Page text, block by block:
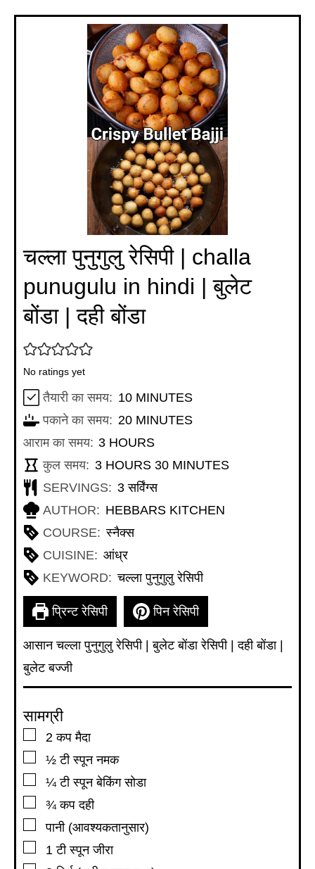
चल्ला पुनुगुलु रेसिपी | challa
punugulu in hindi | बुलेट
बोंडा | दही बोंडा
No ratings yet
तैयारी का समय: 10MINUTES
MINUTES
पकाने का समय: 20MINUTES
MINUTES
आराम का समय: 3HOURS
HOURS
कुल समय: 3HOURS
HOURS 30MINUTES
MINUTES
SERVINGS: 3 सर्विंग्स
AUTHOR: HEBBARS KITCHEN
COURSE: स्नैक्स
CUISINE: आंध्र
KEYWORD: चल्ला पुनुगुलु रेसिपी
प्रिन्ट रेसिपी पिन रेसिपी
आसान चल्ला पुनुगुलु रेसिपी | बुलेट बोंडा रेसिपी | दही बोंडा |
बुलेट बज्जी
सामग्री
▢
2 कप मैदा
▢
½ टी स्पून नमक
▢
¼ टी स्पून बेकिंग सोडा
▢
¾ कप दही
▢
पानी (आवश्यकतानुसार)
▢
1 टी स्पून जीरा